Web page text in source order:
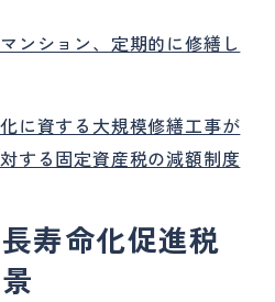
ンション、定期的に修繕し
に資する大規模修繕工事が
する固定資産税の減額制度
寿命化促進税